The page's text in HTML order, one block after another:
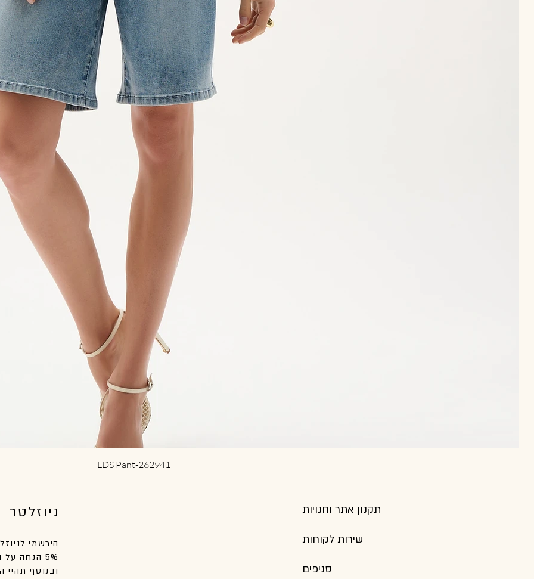
תצוגה מהירה
LDS Pant-262941
ניוזלטר
הירשמי
5% הנחה על הקנייה הראשונה שלך באתר.
ובנוסף תהיי
תקנון אתר וחנויות
שירות לקוחות
סניפים